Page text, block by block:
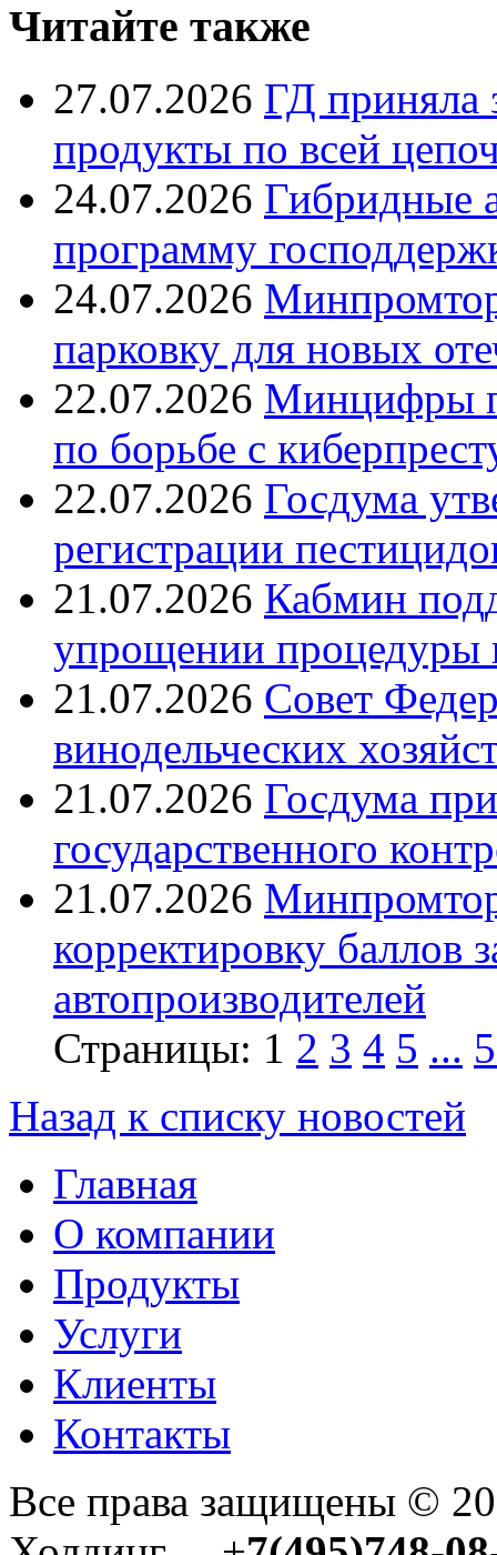
Читайте также
27.07.2026 ГД приняла
продукты по всей
24.07.2026 Гибридные
программу
24.07.2026
парковку для новых
22.07.2026 Минцифры
по борьбе с
22.07.2026 Госдума
регистрации
21.07.2026 Кабмин
упрощении процедуры
21.07.2026 Совет
винодельческих
21.07.2026 Госдума
государственного
21.07.2026
корректировку
автопроизводителей
Страницы: 1 2 3 4 5 ...
Назад к списку новостей
Главная
О компании
Продукты
Услуги
Клиенты
Контакты
Все права защищены ©